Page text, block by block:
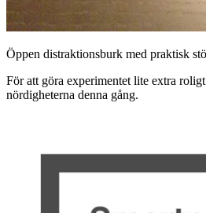
Öppen distraktionsburk med praktisk
För att göra experimentet lite extra
nördigheterna denna gång.